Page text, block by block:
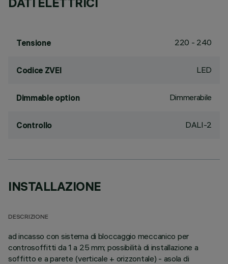
Tensione 220 - 240
Codice ZVEI LED
Dimmable option Dimmerabile
Controllo DALI-2
INSTALLAZIONE
DESCRIZIONE
ad incasso con sistema di bloccaggio meccanico per
controsoffitti da 1 a 25 mm; possibilità di installazione a
soffitto e a parete (verticale + orizzontale) - asola di